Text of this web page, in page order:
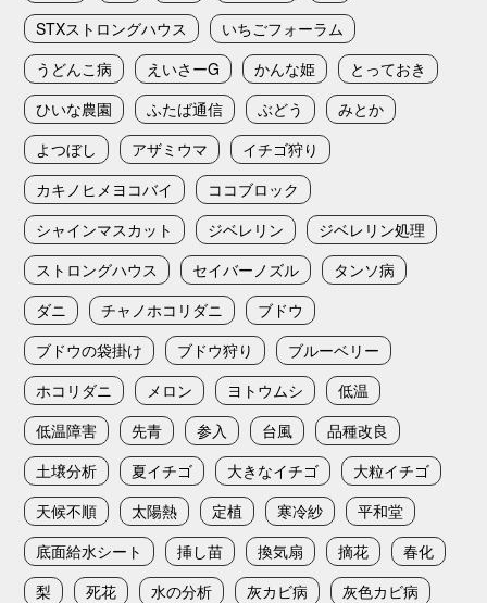
STXストロングハウス
いちごフォーラム
うどんこ病
えいさーG かんな姫
とっておき
ひいな農園
ふたば通信 ぶどう
みとか
よつぼし
アザミウマ
イチゴ狩り
カキノヒメヨコバイ
ココブロック
シャインマスカット
ジベレリン
ジベレリン処理
ストロングハウス
セイバーノズル
タンソ病
ダニ
チャノホコリダニ
ブドウ
ブドウの袋掛け
ブドウ狩り
ブルーベリー
ホコリダニ
メロン ヨトウムシ
低温
低温障害
先青 参入 台風
品種改良
土壌分析
夏イチゴ 大きなイチゴ
大粒イチゴ
天候不順
太陽熱 定植 寒冷紗
平和堂
底面給水シート
挿し苗 換気扇 摘花
春化
梨
死花 水の分析 灰カビ病
灰色カビ病